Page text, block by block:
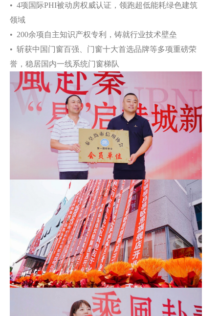
• 4项国际PHI被动房权威认证，领跑超低能耗绿色建筑
领域
• 200余项自主知识产权专利，铸就行业技术壁垒
• 斩获中国门窗百强、门窗十大首选品牌等多项重磅荣
誉，稳居国内一线系统门窗梯队